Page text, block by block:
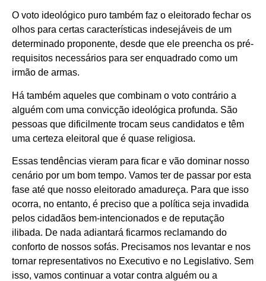
O voto ideológico puro também faz o eleitorado fechar os
olhos para certas características indesejáveis de um
determinado proponente, desde que ele preencha os pré-
requisitos necessários para ser enquadrado como um
irmão de armas.
Há também aqueles que combinam o voto contrário a
alguém com uma convicção ideológica profunda. São
pessoas que dificilmente trocam seus candidatos e têm
uma certeza eleitoral que é quase religiosa.
Essas tendências vieram para ficar e vão dominar nosso
cenário por um bom tempo. Vamos ter de passar por esta
fase até que nosso eleitorado amadureça. Para que isso
ocorra, no entanto, é preciso que a política seja invadida
pelos cidadãos bem-intencionados e de reputação
ilibada. De nada adiantará ficarmos reclamando do
conforto de nossos sofás. Precisamos nos levantar e nos
tornar representativos no Executivo e no Legislativo. Sem
isso, vamos continuar a votar contra alguém ou a